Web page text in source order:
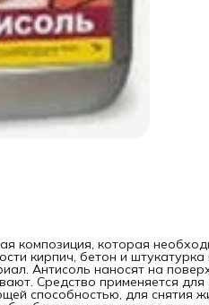
композиция, которая
кирпич, бетон и
Антисоль наносят на
Средство применяется
способностью, для снятия